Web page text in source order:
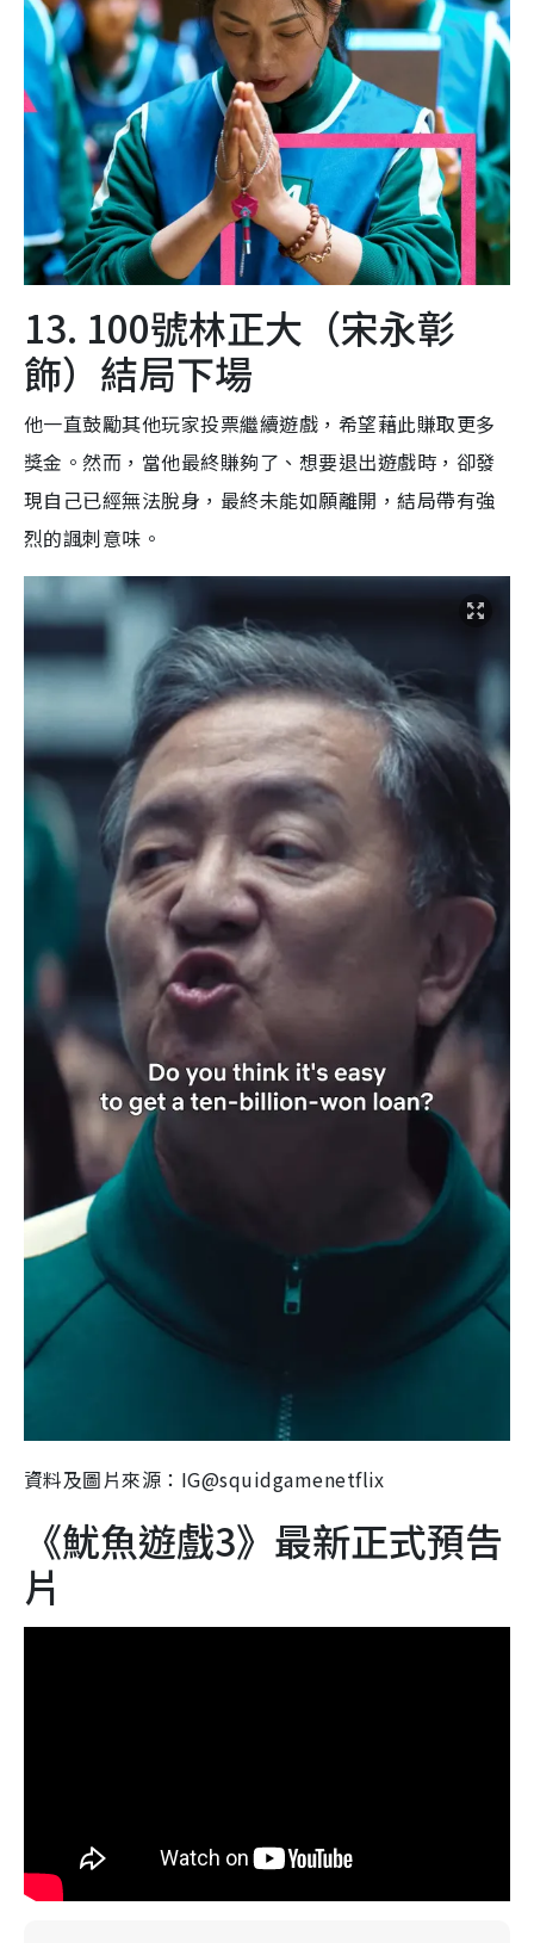
13. 100號林正大（宋永彰
飾）結局下場
他一直鼓勵其他玩家投票繼續遊戲，希望藉此賺取更多
獎金。然而，當他最終賺夠了、想要退出遊戲時，卻發
現自己已經無法脫身，最終未能如願離開，結局帶有強
烈的諷刺意味。
資料及圖片來源：IG@squidgamenetflix
《魷魚遊戲3》最新正式預告
片